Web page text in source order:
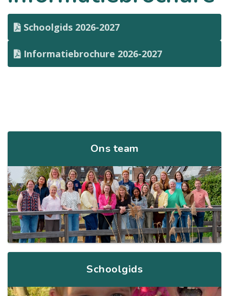
Schoolgids 2026-2027
Informatiebrochure 2026-2027
Ons team
Schoolgids